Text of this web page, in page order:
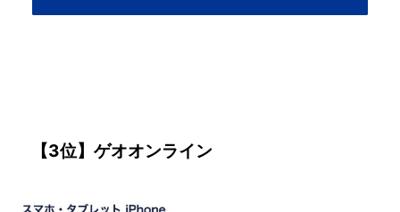
【3位】ゲオオンライン